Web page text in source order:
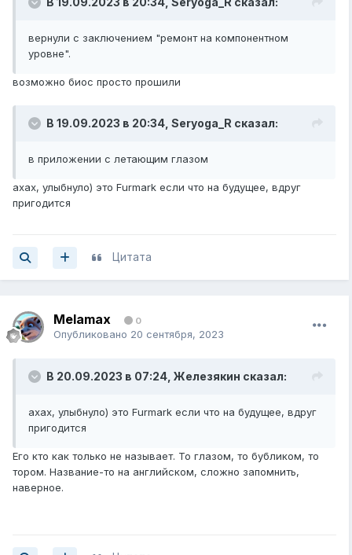
вернули с заключением "ремонт на компонентном
уровне".
возможно биос просто прошили
В 19.09.2023 в 20:34, Seryoga_R сказал:
в приложении с летающим глазом
ахах, улыбнуло) это Furmark если что на будущее, вдруг
пригодится
Цитата
Melamax 0
Опубликовано 20 сентября, 2023
В 20.09.2023 в 07:24, Железякин сказал:
ахах, улыбнуло) это Furmark если что на будущее, вдруг
пригодится
Его кто как только не называет. То глазом, то бубликом, то
тором. Название-то на английском, сложно запомнить,
наверное.